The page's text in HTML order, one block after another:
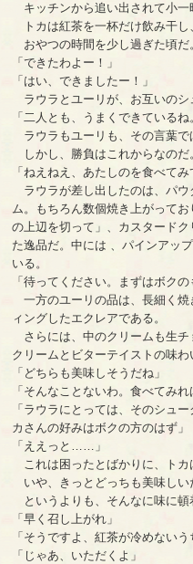
キッチンから追い出されて小一
トカは紅茶を一杯だけ飲み干し
おやつの時間を少し過ぎた頃だ
「できたわよー！」
「はい、できましたー！」
ラウラとユーリが、お互いのシ
「二人とも、うまくできているね
ラウラもユーリも、その言葉で
しかし、勝負はこれからなのだ
「ねえねえ、あたしのを食べてみ
ラウラが差し出したのは、パウ
ム。もちろん数個焼き上がって
の上辺を切って」、カスタード
た逸品だ。中には 、パインアッ
いる。
「待ってください。まずはボクの
一方のユーリの品は、長細く焼
ィングしたエクレアである。
さらには、中のクリームも生チ
クリームとビターテイストの味わ
「どちらも美味しそうだね」
「そんなことないわ。食べてみ
「ラウラにとっては、そのシュ
カさんの好みはボクの方のはず」
「ええっと……」
これは困ったとばかりに、トカ
いや、きっとどっちも美味しい
というよりも、そんなに味に頓
「早く召し上がれ」
「そうですよ、紅茶が冷めないう
「じゃあ、いただくよ」